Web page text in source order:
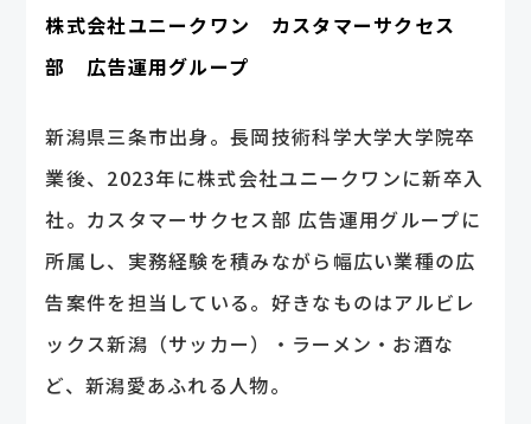
株式会社ユニークワン カスタマーサクセス
部 広告運用グループ
新潟県三条市出身。長岡技術科学大学大学院卒
業後、2023年に株式会社ユニークワンに新卒入
社。カスタマーサクセス部 広告運用グループに
所属し、実務経験を積みながら幅広い業種の広
告案件を担当している。好きなものはアルビレ
ックス新潟（サッカー）・ラーメン・お酒な
ど、新潟愛あふれる人物。